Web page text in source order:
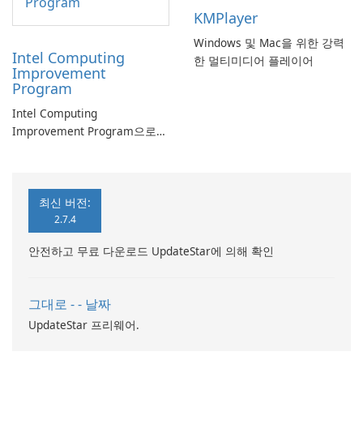
Intel Computing
Improvement
Program
Intel Computing
Improvement Program으로
KMPlayer
Windows 및 Mac을 위한 강력
한 멀티미디어 플레이어
최신 버전:
2.7.4
안전하고 무료 다운로드 UpdateStar에 의해 확인
그대로 - - 날짜
UpdateStar 프리웨어.